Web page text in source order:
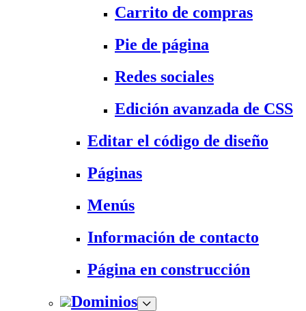
Carrito de compras
Pie de página
Redes sociales
Edición avanzada de CSS
Editar el código de diseño
Páginas
Menús
Información de contacto
Página en construcción
Dominios